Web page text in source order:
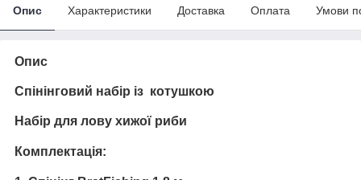
Опис Характеристики Доставка Оплата Умови
Опис
Спінінговий набір із котушкою
Набір для лову хижої риби
Комплектація: